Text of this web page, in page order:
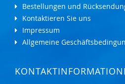
Bestellungen und
Kontaktieren Sie uns
Impressum
Allgemeine